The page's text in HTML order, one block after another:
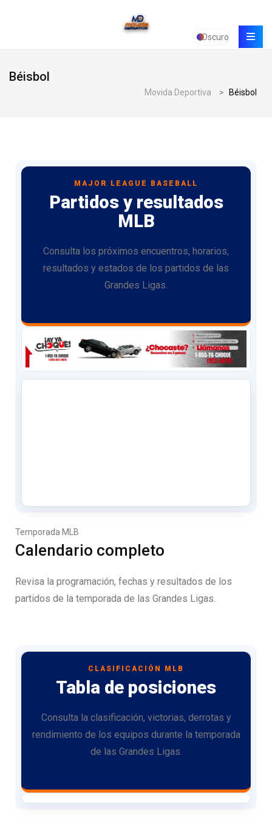
Oscuro
Béisbol
Movida Deportiva > Béisbol
MAJOR LEAGUE BASEBALL
Partidos y resultados
MLB
Consulta los próximos encuentros, horarios,
resultados y estados de los partidos de las
Grandes Ligas.
Temporada MLB
Calendario completo
Revisa la programación, fechas y resultados de los
partidos de la temporada de las Grandes Ligas.
CLASIFICACIÓN MLB
Tabla de posiciones
Consulta la clasificación, victorias, derrotas y
rendimiento de los equipos durante la temporada
de las Grandes Ligas.